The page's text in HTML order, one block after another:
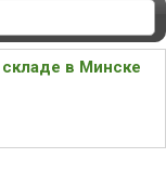
в Минске